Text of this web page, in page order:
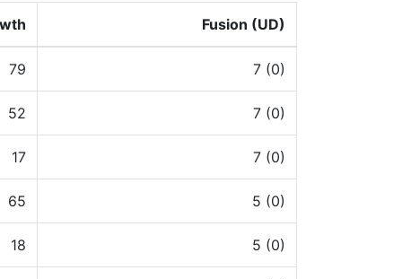
Fusion (UD)
79 7 (0)
52 7 (0)
17 7 (0)
65 5 (0)
18 5 (0)